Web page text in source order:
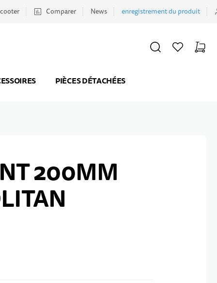
Comparer News enregistrement du produit
PIÈCES DÉTACHÉES
CHERCHERLISTE D'ACHATS
PANIER
200MM